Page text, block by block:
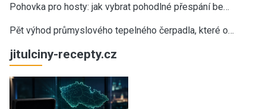
Pohovka pro hosty: jak vybrat pohodlné přespání be…
Pět výhod průmyslového tepelného čerpadla, které o…
jitulciny-recepty.cz